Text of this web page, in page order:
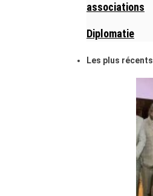
associations
Diplomatie
Les plus récents